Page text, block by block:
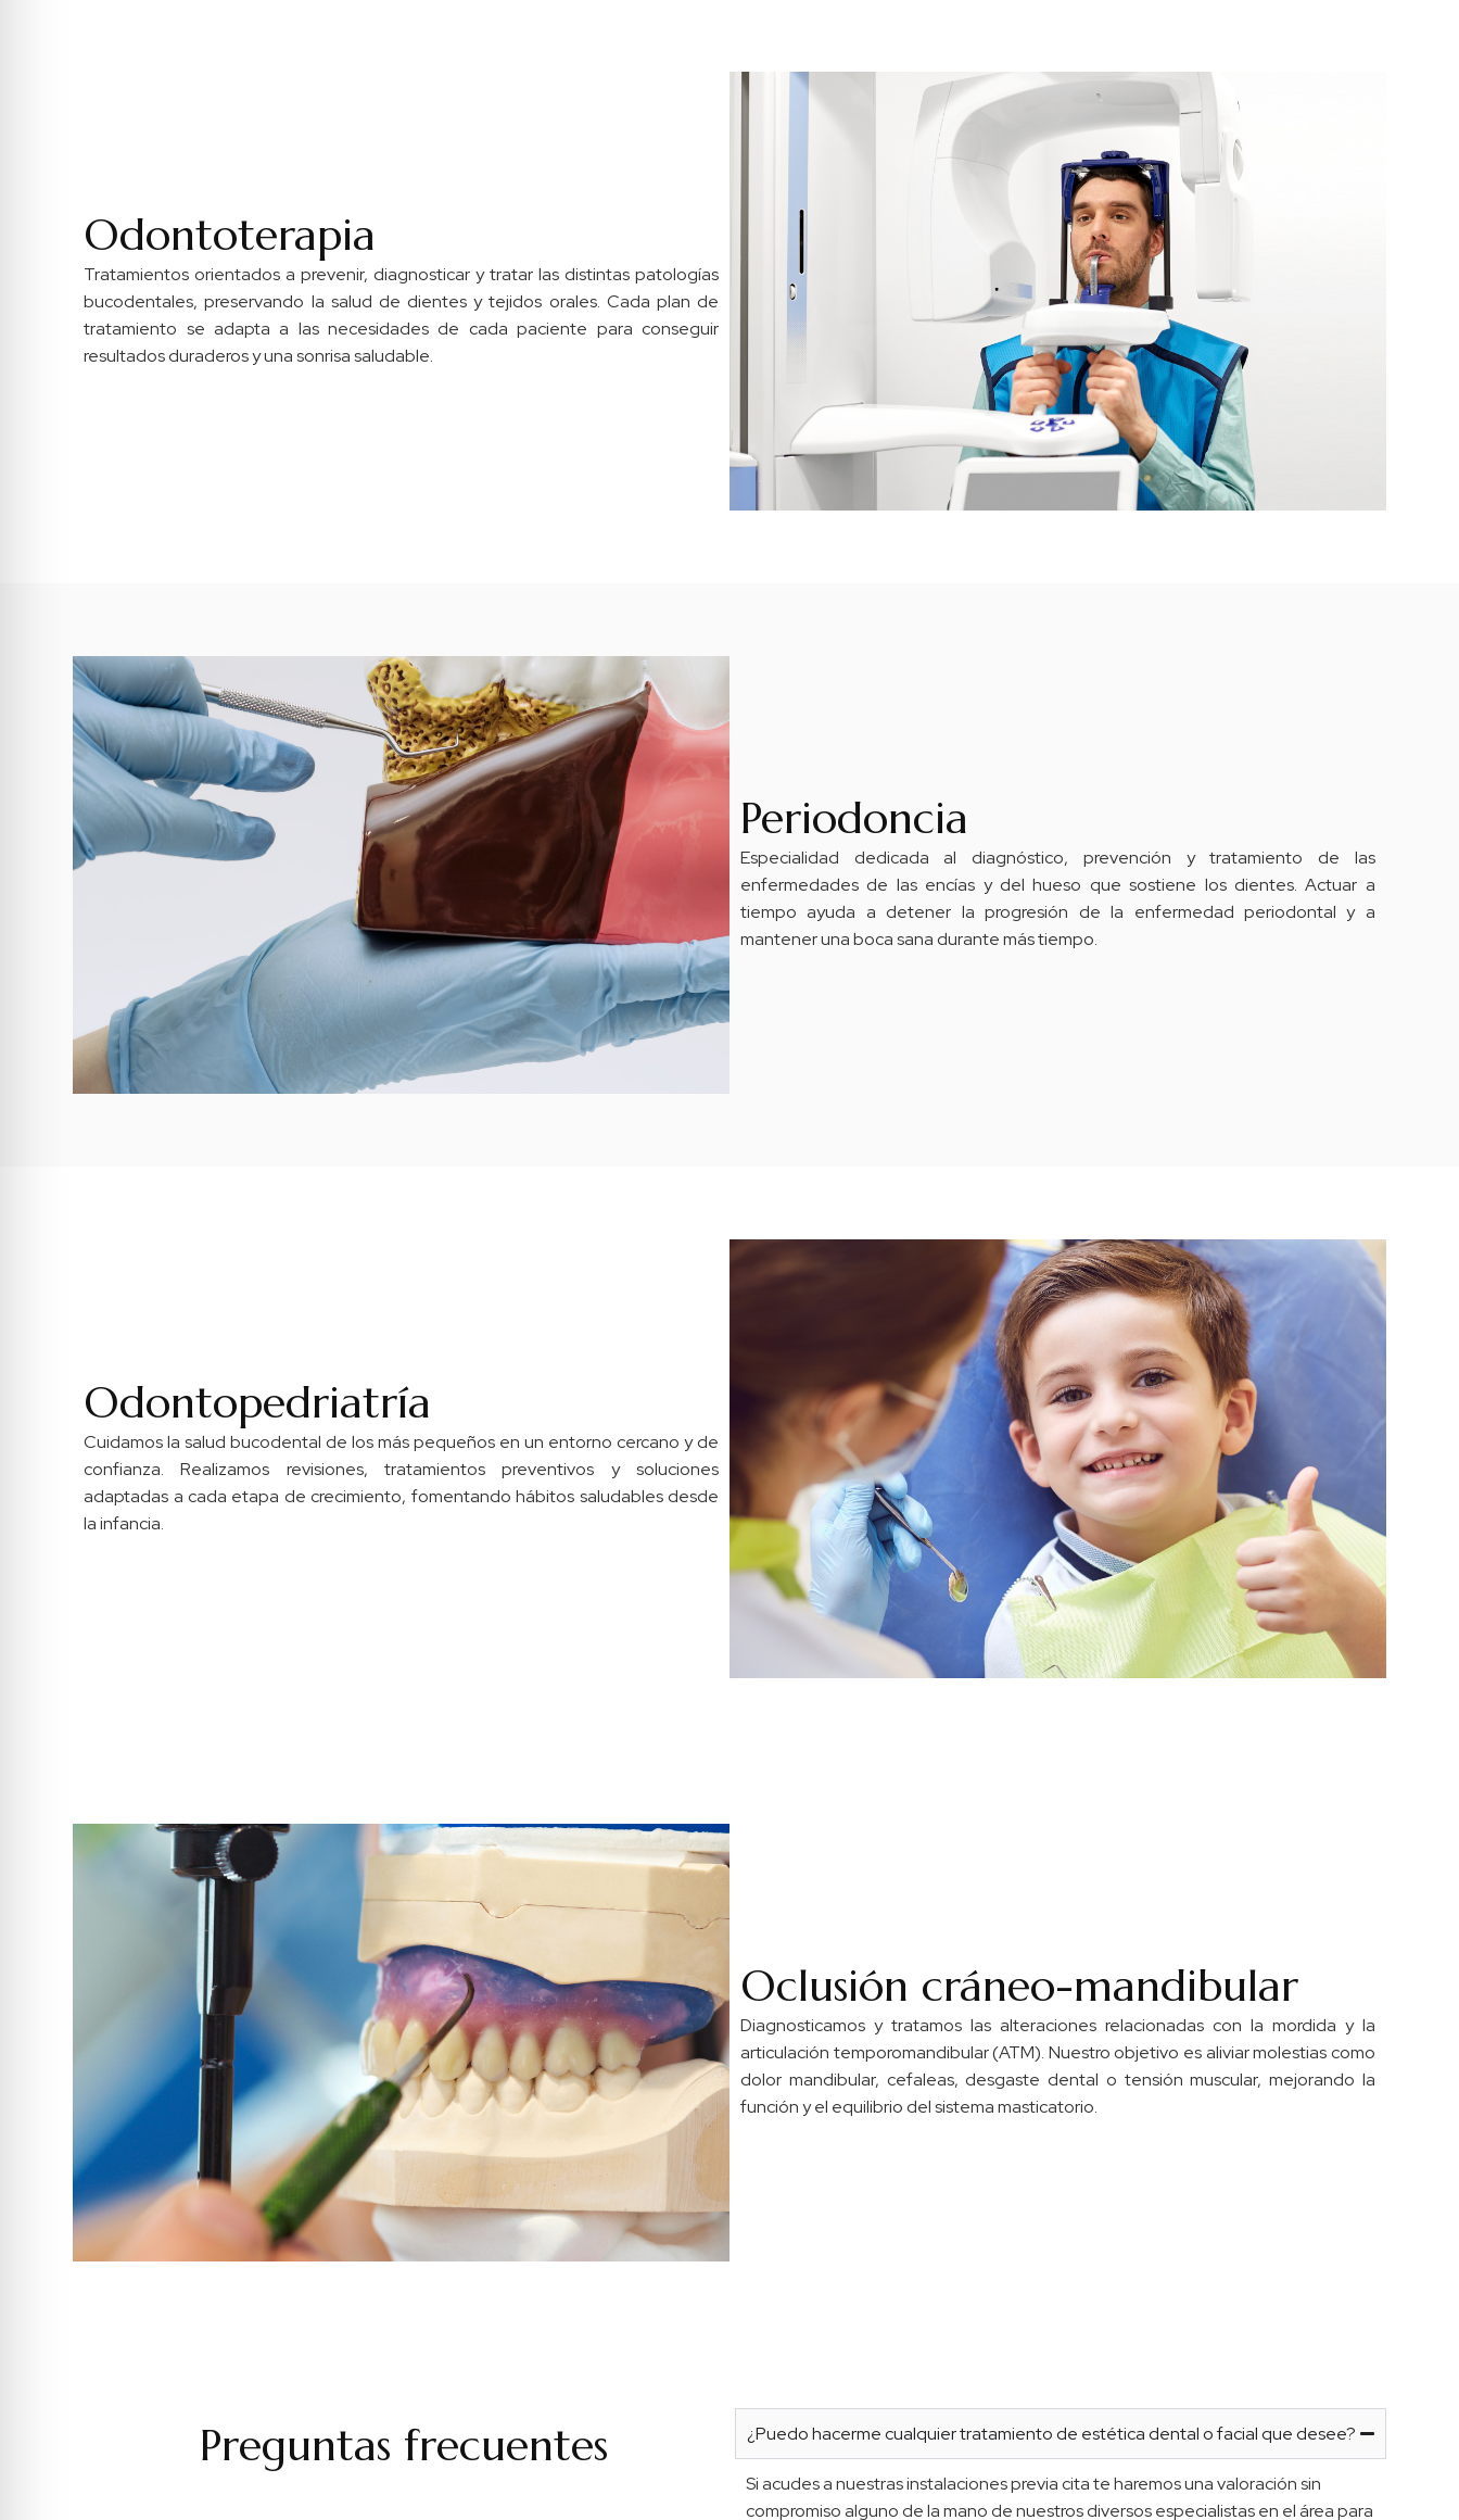
Odontoterapia
Tratamientos orientados a prevenir, diagnosticar y tratar las distintas patologías
bucodentales, preservando la salud de dientes y tejidos orales. Cada plan de
tratamiento se adapta a las necesidades de cada paciente para conseguir
resultados duraderos y una sonrisa saludable.
Periodoncia
Especialidad dedicada al diagnóstico, prevención y tratamiento de las
enfermedades de las encías y del hueso que sostiene los dientes. Actuar a
tiempo ayuda a detener la progresión de la enfermedad periodontal y a
mantener una boca sana durante más tiempo.
Odontopedriatría
Cuidamos la salud bucodental de los más pequeños en un entorno cercano y de
confianza. Realizamos revisiones, tratamientos preventivos y soluciones
adaptadas a cada etapa de crecimiento, fomentando hábitos saludables desde
la infancia.
Oclusión cráneo-mandibular
Diagnosticamos y tratamos las alteraciones relacionadas con la mordida y la
articulación temporomandibular (ATM). Nuestro objetivo es aliviar molestias como
dolor mandibular, cefaleas, desgaste dental o tensión muscular, mejorando la
función y el equilibrio del sistema masticatorio.
Preguntas frecuentes ¿Puedo hacerme cualquier tratamiento de estética dental o facial que desee?
Si acudes a nuestras instalaciones previa cita te haremos una valoración sin
compromiso alguno de la mano de nuestros diversos especialistas en el área para